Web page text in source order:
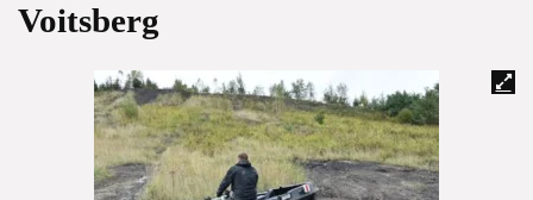
Voitsberg